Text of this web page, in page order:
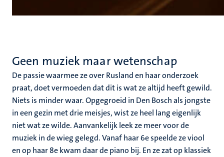
Geen muziek maar wetenschap
De passie waarmee ze over Rusland en haar onderzoek
praat, doet vermoeden dat dit is wat ze altijd heeft gewild.
Niets is minder waar. Opgegroeid in Den Bosch als jongste
in een gezin met drie meisjes, wist ze heel lang eigenlijk
niet wat ze wilde. Aanvankelijk leek ze meer voor de
muziek in de wieg gelegd. Vanaf haar 6e speelde ze viool
en op haar 8e kwam daar de piano bij. En ze zat op klassiek